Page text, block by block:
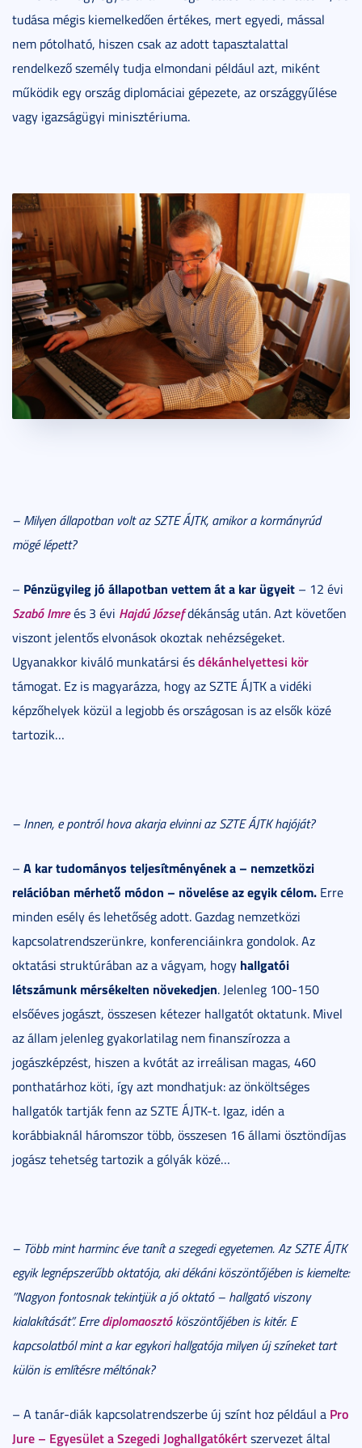
tudása mégis kiemelkedően értékes, mert egyedi, mással
nem pótolható, hiszen csak az adott tapasztalattal
rendelkező személy tudja elmondani például azt, miként
működik egy ország diplomáciai gépezete, az országgyűlése
vagy igazságügyi minisztériuma.
– Milyen állapotban volt az SZTE ÁJTK, amikor a kormányrúd
mögé lépett?
– Pénzügyileg jó állapotban vettem át a kar ügyeit – 12 évi
Szabó Imreés 3 évi Hajdú Józsefdékánság után. Azt követően
viszont jelentős elvonások okoztak nehézségeket.
Ugyanakkor kiváló munkatársi ésdékánhelyettesi kör
támogat. Ez is magyarázza, hogy az SZTE ÁJTK a vidéki
képzőhelyek közül a legjobb és országosan is az elsők közé
tartozik…
– Innen, e pontról hova akarja elvinni az SZTE ÁJTK hajóját?
– A kar tudományos teljesítményének a – nemzetközi
relációban mérhető módon – növelése az egyik célom. Erre
minden esély és lehetőség adott. Gazdag nemzetközi
kapcsolatrendszerünkre, konferenciáinkra gondolok. Az
oktatási struktúrában az a vágyam, hogy hallgatói
létszámunk mérsékelten növekedjen. Jelenleg 100-150
elsőéves jogászt, összesen kétezer hallgatót oktatunk. Mivel
az állam jelenleg gyakorlatilag nem finanszírozza a
jogászképzést, hiszen a kvótát az irreálisan magas, 460
ponthatárhoz köti, így azt mondhatjuk: az önköltséges
hallgatók tartják fenn az SZTE ÁJTK-t. Igaz, idén a
korábbiaknál háromszor több, összesen 16 állami ösztöndíjas
jogász tehetség tartozik a gólyák közé…
– Több mint harminc éve tanít a szegedi egyetemen. Az SZTE ÁJTK
egyik legnépszerűbb oktatója, aki dékáni köszöntőjében is kiemelte:
”Nagyon fontosnak tekintjük a jó oktató – hallgató viszony
kialakítását”. Errediplomaosztóköszöntőjében is kitér. E
kapcsolatból mint a kar egykori hallgatója milyen új színeket tart
külön is említésre méltónak?
– A tanár-diák kapcsolatrendszerbe új színt hoz például a Pro
Jure – Egyesület a Szegedi Joghallgatókértszervezet által